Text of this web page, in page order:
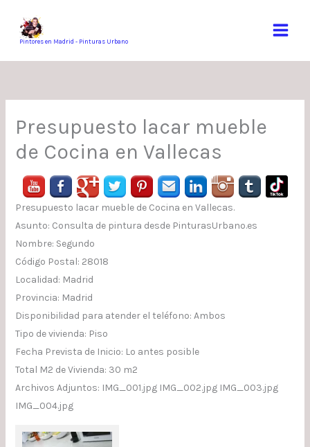
contenidoPintores en Madrid - Pinturas Urbano
Presupuesto lacar mueble
de Cocina en Vallecas
Presupuesto lacar mueble de Cocina en Vallecas.
Asunto: Consulta de pintura desde PinturasUrbano.es
Nombre: Segundo
Código Postal: 28018
Localidad: Madrid
Provincia: Madrid
Disponibilidad para atender el teléfono: Ambos
Tipo de vivienda: Piso
Fecha Prevista de Inicio: Lo antes posible
Total M2 de Vivienda: 30 m2
Archivos Adjuntos: IMG_001.jpg IMG_002.jpg IMG_003.jpg
IMG_004.jpg